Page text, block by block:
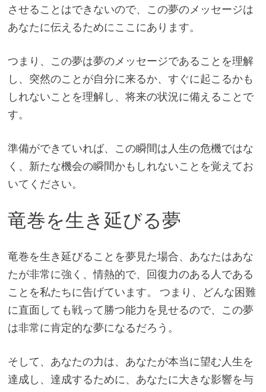
させることはできないので、この夢のメッセージは
あなたに伝えるためにここにあります。
つまり、この夢は夢のメッセージであることを理解
し、突然のことが自分に来るか、すぐに起こるかも
しれないことを理解し、将来の状況に備えることで
す。
準備ができていれば、この瞬間は人生の危機ではな
く、新たな機会の瞬間かもしれないことを覚えてお
いてください。
竜巻を生き延びる夢
竜巻を生き延びることを夢見た場合、あなたはあな
たが非常に強く、情熱的で、回復力のある人である
ことを私たちに告げています。 つまり、どんな困難
に直面しても戦って勝つ能力を見せるので、この夢
は非常に肯定的な夢になるだろう。
そして、あなたの力は、あなたが本当に望む人生を
達成し、達成するために、あなたに大きな影響を与